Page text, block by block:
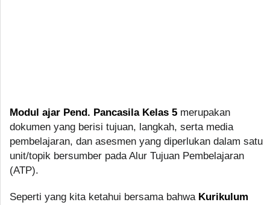
Modul ajar Pend. Pancasila Kelas 5 merupakan
dokumen yang berisi tujuan, langkah, serta media
pembelajaran, dan asesmen yang diperlukan dalam satu
unit/topik bersumber pada Alur Tujuan Pembelajaran
(ATP).
Seperti yang kita ketahui bersama bahwa Kurikulum